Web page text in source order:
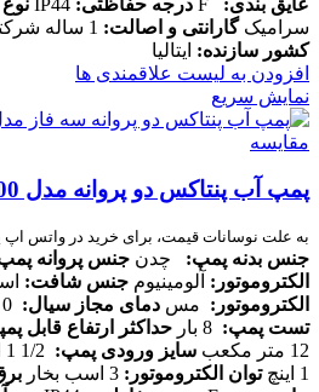
عایق بندی: درجه حفاظتی: نوع
سرامیکگارانتی و اصالت:
کشور سازنده: ایتالیا
افزودن به لیست علاقمندی ها
نمایش سریع
مقایسه
پمپ آب پنتاکس دو پروانه مدل MBT300/00
به علت نوسانات قیمت، برای خرید در واتس اپ
جنس بدنه پمپ: چدن جنس پروانه
الکتروموتور : آلومینیوم جنس شافت:
الکتروموتور : مس دمای مجاز سیال:
تست پمپ: حداکثر ارتفاع قابل
12 متر مکعب
سایز ورودی پمپ:
1 اینچ
توان الکتروموتور :